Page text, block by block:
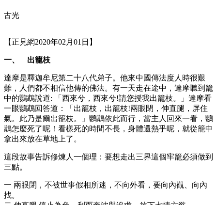
古光
【正見網2020年02月01日】
一、 出籠枝
達摩是釋迦牟尼第二十八代弟子。他來中國傳法度人時很艱
難，人們都不相信他傳的佛法。有一天走在途中，達摩聽到籠
中的鸚鵡說道: 「西來兮，西來兮!請您授我出籠枝。」達摩看
一眼鸚鵡回答道：「出籠枝，出籠枝!兩眼閉，伸直腿，屏住
氣。此乃是爾出籠枝。」鸚鵡依此而行，當主人回來一看，鸚
鵡怎麼死了呢！看樣死的時間不長，身體還熱乎呢，就從籠中
拿出來放在草地上了。
這段故事告訴修煉人一個理：要想走出三界這個牢籠必須做到
三點。
一 兩眼閉，不被世事假相所迷，不向外看，要向內觀、向內
找。